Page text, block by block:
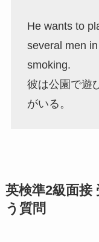
He wants to
several men
smoking.
彼は公園で遊
がいる。
英検準2級面接
う質問